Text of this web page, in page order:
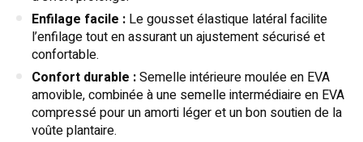
Enfilage facile : Le gousset élastique latéral facilite
l’enfilage tout en assurant un ajustement sécurisé et
confortable.
Confort durable :Semelle intérieure moulée en EVA
amovible, combinée à une semelle intermédiaire en EVA
compressé pour un amorti léger et un bon soutien de la
voûte plantaire.